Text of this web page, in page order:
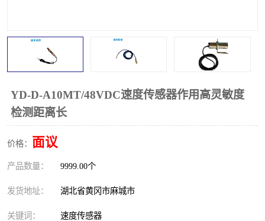
YD-D-A10MT/48VDC速度传感器作用高灵敏度
检测距离长
价格： 面议
产品数量： 9999.00个
发货地址： 湖北省黄冈市麻城市
关键词： 速度传感器
溜槽堵塞检测开关
限位开关 速度检测器
速度传感器
微电脑超速开关